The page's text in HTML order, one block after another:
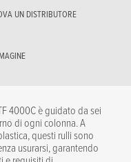
UN DISTRIBUTORE
4000C è guidato da sei
di ogni colonna. A
questi rulli sono
usurarsi, garantendo